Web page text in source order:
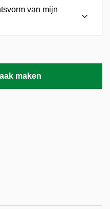
van mijn
maken